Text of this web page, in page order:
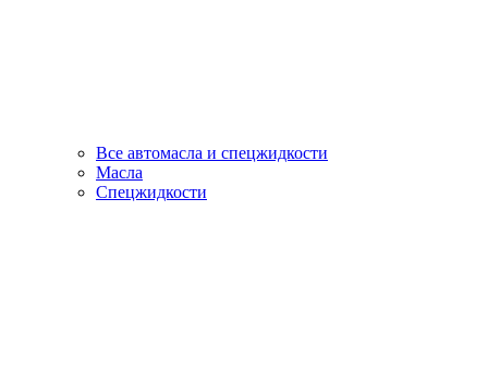
Все автомасла и спецжидкости
Масла
Спецжидкости